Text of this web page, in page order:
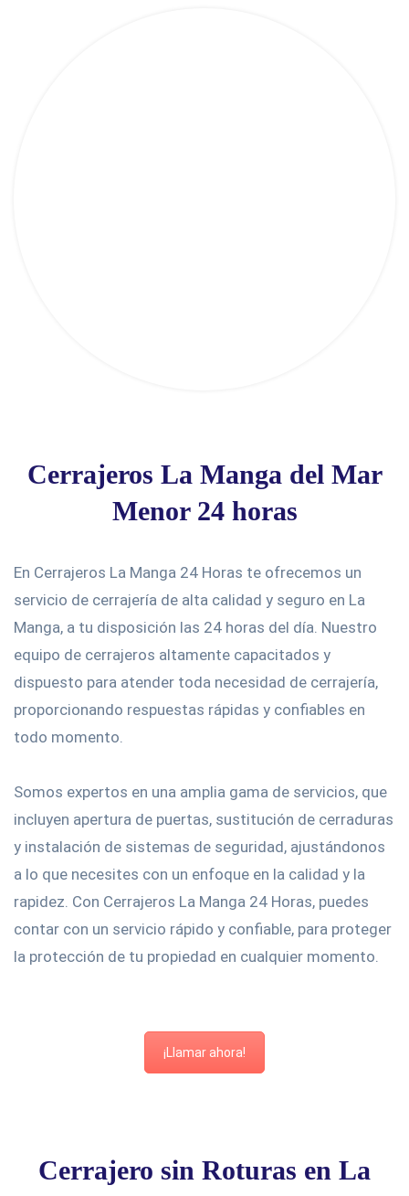
Cerrajeros La Manga del Mar
Menor 24 horas
En Cerrajeros La Manga 24 Horas te ofrecemos un
servicio de cerrajería de alta calidad y seguro en La
Manga, a tu disposición las 24 horas del día. Nuestro
equipo de cerrajeros altamente capacitados y
dispuesto para atender toda necesidad de cerrajería,
proporcionando respuestas rápidas y confiables en
todo momento.
Somos expertos en una amplia gama de servicios, que
incluyen apertura de puertas, sustitución de cerraduras
y instalación de sistemas de seguridad, ajustándonos
a lo que necesites con un enfoque en la calidad y la
rapidez. Con Cerrajeros La Manga 24 Horas, puedes
contar con un servicio rápido y confiable, para proteger
la protección de tu propiedad en cualquier momento.
¡Llamar ahora!
Cerrajero sin Roturas en La